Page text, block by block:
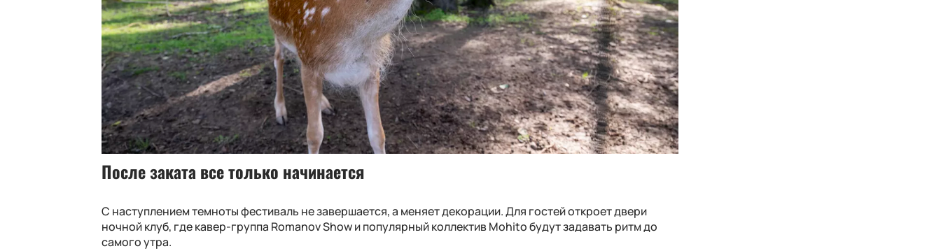
После заката все только начинается
С наступлением темноты фестиваль не завершается, а меняет декорации. Для гостей откроет двери
ночной клуб, где кавер-группа Romanov Show и популярный коллектив Mohito будут задавать ритм до
самого утра.